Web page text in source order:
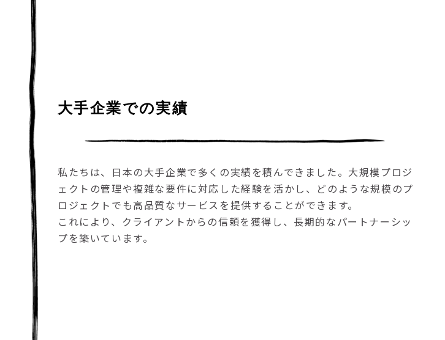
大手企業での実績
私たちは、日本の大手企業で多くの実績を積んできました。大規模プロジ
ェクトの管理や複雑な要件に対応した経験を活かし、どのような規模のプ
ロジェクトでも高品質なサービスを提供することができます。
これにより、クライアントからの信頼を獲得し、長期的なパートナーシッ
プを築いています。